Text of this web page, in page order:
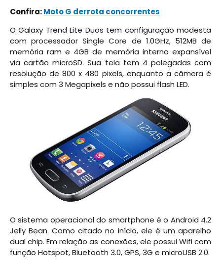
Confira:Moto G derrota concorrentes
O Galaxy Trend Lite Duos tem configuração modesta
com processador Single Core de 1.0GHz, 512MB de
memória ram e 4GB de memória interna expansível
via cartão microSD. Sua tela tem 4 polegadas com
resolução de 800 x 480 pixels, enquanto a câmera é
simples com 3 Megapixels e não possui flash LED.
O sistema operacional do smartphone é o Android 4.2
Jelly Bean. Como citado no início, ele é um aparelho
dual chip. Em relação as conexões, ele possui Wifi com
função Hotspot, Bluetooth 3.0, GPS, 3G e microUSB 2.0.